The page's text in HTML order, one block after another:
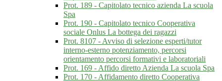
Prot. 189 - Capitolato tecnico azienda La scuola
Spa
Prot. 190 - Capitolato tecnico Cooperativa
sociale Onlus La bottega dei ragazzi
Prot. 8107 - Avviso di selezione esperti/tutor
interno-esterno potenziamento, percorsi
orientamento percorsi formativi e laboratoriali
Prot. 169 - Affido diretto Azienda La scuola Spa
Prot. 170 - Affidamento diretto Cooperativa